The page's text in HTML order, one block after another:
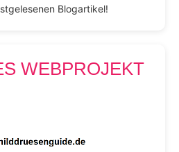
Blogartikel!
WEBPROJEKT